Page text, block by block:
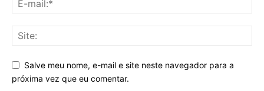
Salve meu nome, e-mail e site neste navegador para a
próxima vez que eu comentar.